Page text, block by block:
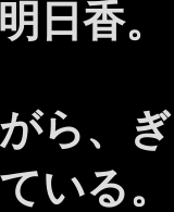
日香。
ら、
いる